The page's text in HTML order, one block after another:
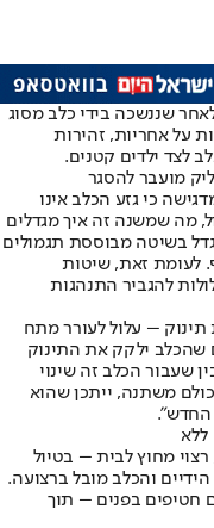
בת כ-10 חודשים לאחר שננשכה בידי כלב מסוג
על אחריות, זהירות
לצד ילדים קטנים.
מועבר להסגר
כי גזע הכלב אינו
מה שמשנה זה איך מגדלים
בשיטה מבוססת תגמולים
לעומת זאת, שיטות
להגביר התנהגות
– עלול לעורר מתח
שהכלב ילקק את התינוק
שעבור הכלב זה שינוי
משתנה, ייתכן שהוא
החדש".
ללא
מחוץ לבית – בטיול
והכלב מובל ברצועה.
חטיפים בפנים – תוך